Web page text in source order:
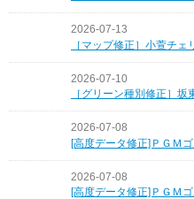
2026-07-13
［マップ修正］小萱チ
2026-07-10
［グリーン種別修正］坂
2026-07-08
[高度データ修正]ＰＧＭ
2026-07-08
[高度データ修正]ＰＧＭ